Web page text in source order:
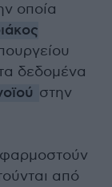
οποία
δεδομένα
στην
από